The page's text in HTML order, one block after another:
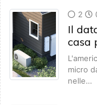
2
Il
casa
micro
nelle…